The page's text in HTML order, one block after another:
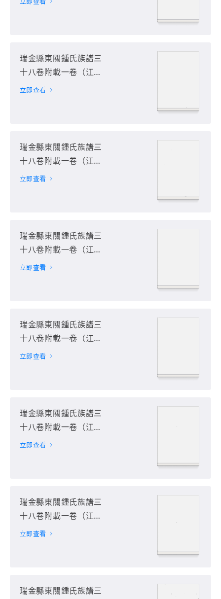
瑞金縣東關鍾氏族譜三
十八卷附載一卷（江西
省贛州市瑞金市）第13
立即查看
瑞金縣東關鍾氏族譜三
十八卷附載一卷（江西
省贛州市瑞金市）第14
立即查看
瑞金縣東關鍾氏族譜三
十八卷附載一卷（江西
省贛州市瑞金市）第15
立即查看
瑞金縣東關鍾氏族譜三
十八卷附載一卷（江西
省贛州市瑞金市）第16
立即查看
瑞金縣東關鍾氏族譜三
十八卷附載一卷（江西
省贛州市瑞金市）第17
立即查看
瑞金縣東關鍾氏族譜三
十八卷附載一卷（江西
省贛州市瑞金市）第18
立即查看
瑞金縣東關鍾氏族譜三